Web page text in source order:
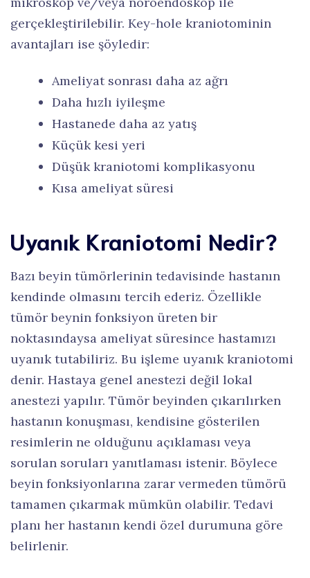
gerçekleştirilebilir. Key-hole kraniotominin
avantajları ise şöyledir:
Ameliyat sonrası daha az ağrı
Daha hızlı iyileşme
Hastanede daha az yatış
Küçük kesi yeri
Düşük kraniotomi komplikasyonu
Kısa ameliyat süresi
Uyanık Kraniotomi Nedir?
Bazı beyin tümörlerinin tedavisinde hastanın
kendinde olmasını tercih ederiz. Özellikle
tümör beynin fonksiyon üreten bir
noktasındaysa ameliyat süresince hastamızı
uyanık tutabiliriz. Bu işleme uyanık kraniotomi
denir. Hastaya genel anestezi değil lokal
anestezi yapılır. Tümör beyinden çıkarılırken
hastanın konuşması, kendisine gösterilen
resimlerin ne olduğunu açıklaması veya
sorulan soruları yanıtlaması istenir. Böylece
beyin fonksiyonlarına zarar vermeden tümörü
tamamen çıkarmak mümkün olabilir. Tedavi
planı her hastanın kendi özel durumuna göre
belirlenir.